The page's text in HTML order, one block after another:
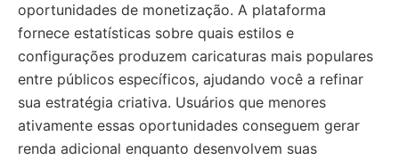
oportunidades de monetização. A plataforma
fornece estatísticas sobre quais estilos e
configurações produzem caricaturas mais populares
entre públicos específicos, ajudando você a refinar
sua estratégia criativa. Usuários que menores
ativamente essas oportunidades conseguem gerar
renda adicional enquanto desenvolvem suas